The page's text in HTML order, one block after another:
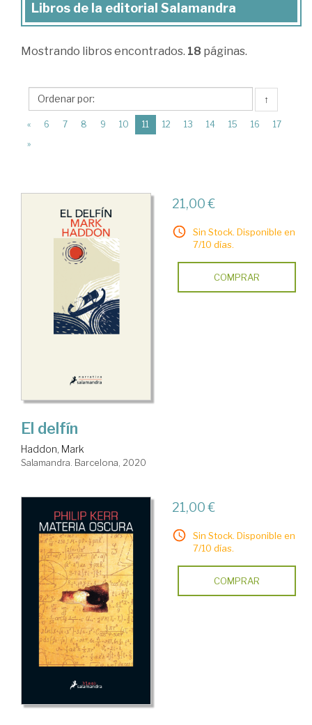
Libros
la
Salamandra
Libros de la editorial Salamandra
Mostrando libros encontrados. 18 páginas.
↑
« 6 7 8 9 10 11 (current)
12 13 14 15 16
17
»
21,00 €
Sin Stock. Disponible en
7/10 días.
COMPRAR
El delfín
Haddon, Mark
Salamandra. Barcelona, 2020
21,00 €
Sin Stock. Disponible en
7/10 días.
COMPRAR